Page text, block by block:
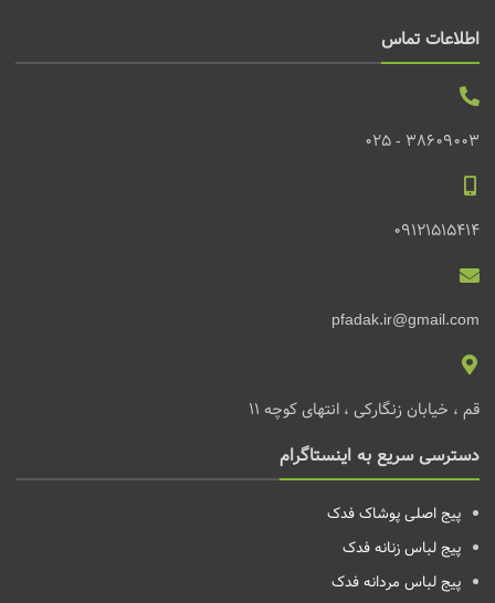
اطلاعات تماس
38609003 - 025
09121515414
pfadak.ir@gmail.com
قم ، خیابان زنگارکی ، انتهای کوچه 11
دسترسی سریع به اینستاگرام
پیج اصلی پوشاک فدک
پیج لباس زنانهفدک
پیج لباس مردانهفدک